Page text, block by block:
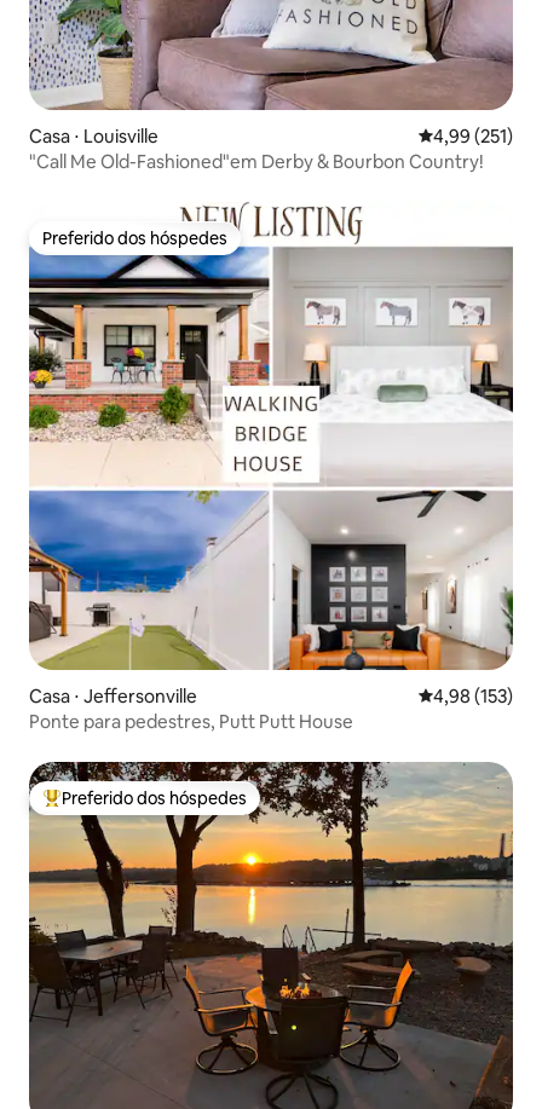
Casa ⋅ Louisville 4,99 de uma
4,99 (251)
"Call Me Old-Fashioned"em Derby & Bourbon Country!
Preferido dos hóspedes
Preferido dos hóspedes
Casa ⋅ Jeffersonville 4,98 de uma
4,98 (153)
Ponte para pedestres, Putt Putt House
Entre os melhores preferidos dos hóspedes
Preferido dos hóspedes